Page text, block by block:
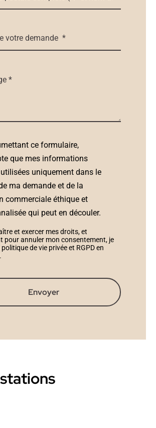
ce formulaire,
que mes informations
uniquement dans le
ma demande et de la
commerciale éthique et
qui peut en découler.
et exercer mes droits, et
pour annuler mon consentement, je
de vie privée et RGPD en
Envoyer